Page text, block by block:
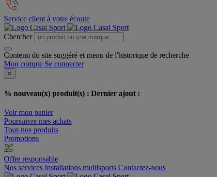
Service client à votre écoute
Chercher
Contenu du site suggéré et menu de l'historique de recherche
Mon compte Se connecter
×
% nouveau(x) produit(s) : Dernier ajout :
Voir mon panier
Poursuivre mes achats
Tous nos produits
Promotions
Offre responsable
Nos services Installations multisports Contactez-nous